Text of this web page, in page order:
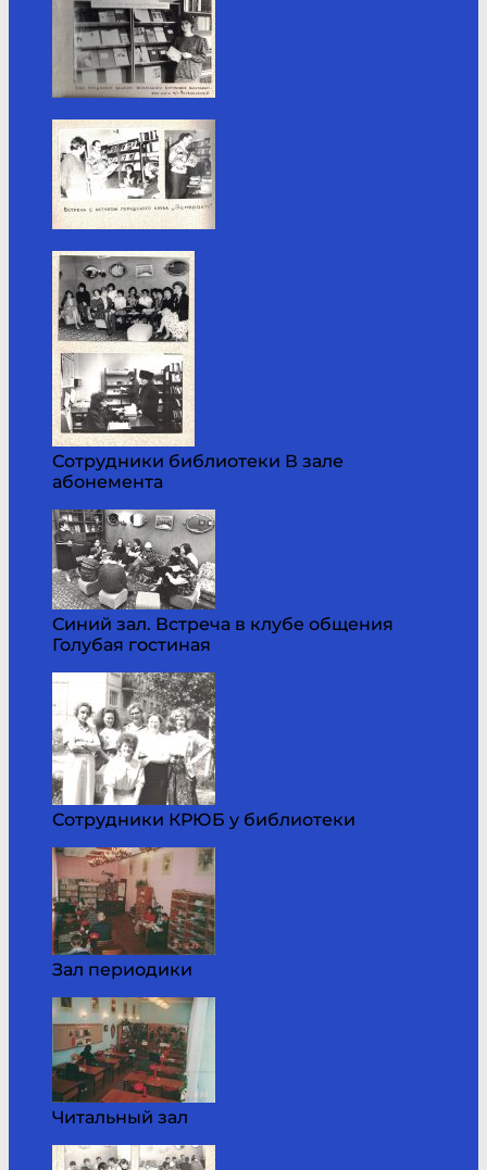
Сотрудники библиотеки В зале
абонемента
Синий зал. Встреча в клубе общения
Голубая гостиная
Сотрудники КРЮБ у библиотеки
Зал периодики
Читальный зал